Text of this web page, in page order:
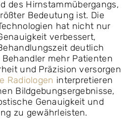
des Hirnstammübergangs,
Bedeutung ist. Die
hat nicht nur
verbessert,
deutlich
mehr Patienten
und Präzision versorgen
Radiologen interpretieren
Bildgebungsergebnisse,
Genauigkeit und
zu gewährleisten.